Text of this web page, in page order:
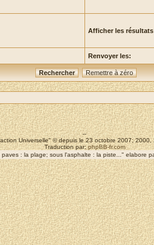
Afficher les
Renvoyer les:
--
Universelle" © depuis le 23 octobre 2007;
Traduction par:phpBB-fr.com
paves : la plage; sous l'asphalte : la piste..." elabore